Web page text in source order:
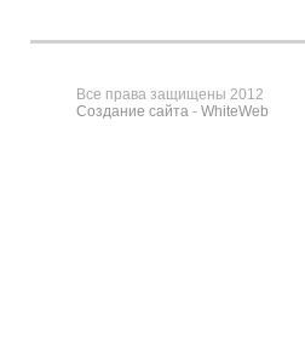
Все права защищены 2012
Создание сайта - WhiteWeb